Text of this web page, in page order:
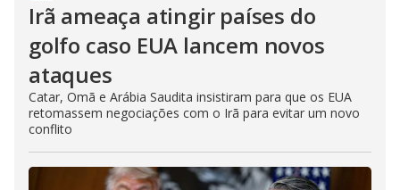
Irã ameaça atingir países do
golfo caso EUA lancem novos
ataques
Catar, Omã e Arábia Saudita insistiram para que os EUA
retomassem negociações com o Irã para evitar um novo
conflito